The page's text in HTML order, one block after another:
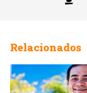
Relacionados